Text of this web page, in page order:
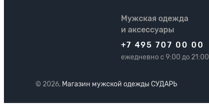
Мужская одежда
и аксессуары
+7 495 707 00 00
ежедневно с 9:00 до 21:00
© 2026, Магазин мужской одежды СУДАРЬ